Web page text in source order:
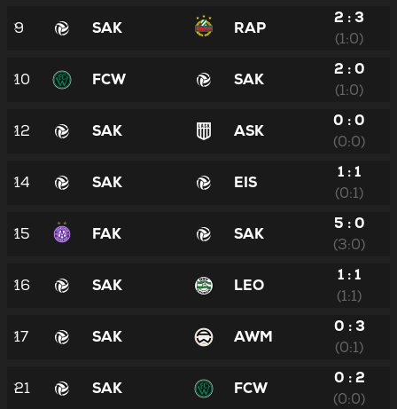
9 SAK RAP
2 : 3
(1:0)
10 FCW SAK
2 : 0
(1:0)
12 SAK ASK
0 : 0
(0:0)
14 SAK EIS
1 : 1
(0:1)
15 FAK SAK
5 : 0
(3:0)
16 SAK LEO
1 : 1
(1:1)
17 SAK AWM
0 : 3
(0:1)
21 SAK FCW
0 : 2
(0:0)